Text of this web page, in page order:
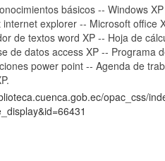
básicos -- Windows
internet explorer -- Microsoft office
de textos word XP -- Hoja de
de datos access XP -- Programa
power point -- Agenda de
opac_css/